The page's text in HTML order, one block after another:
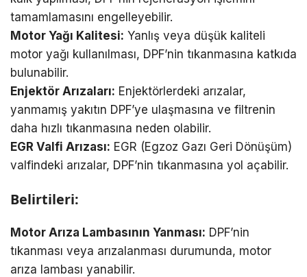
tamamlamasını engelleyebilir.
Motor Yağı Kalitesi: Yanlış veya düşük kaliteli
motor yağı kullanılması, DPF’nin tıkanmasına katkıda
bulunabilir.
Enjektör Arızaları: Enjektörlerdeki arızalar,
yanmamış yakıtın DPF’ye ulaşmasına ve filtrenin
daha hızlı tıkanmasına neden olabilir.
EGR Valfi Arızası: EGR (Egzoz Gazı Geri Dönüşüm)
valfindeki arızalar, DPF’nin tıkanmasına yol açabilir.
Belirtileri:
Motor Arıza Lambasının Yanması: DPF’nin
tıkanması veya arızalanması durumunda, motor
arıza lambası yanabilir.